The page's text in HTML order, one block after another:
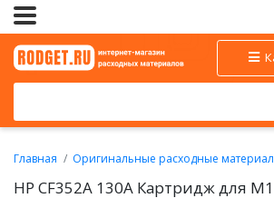
Главная Оригинальные расходные
HP CF352A 130A Картридж для